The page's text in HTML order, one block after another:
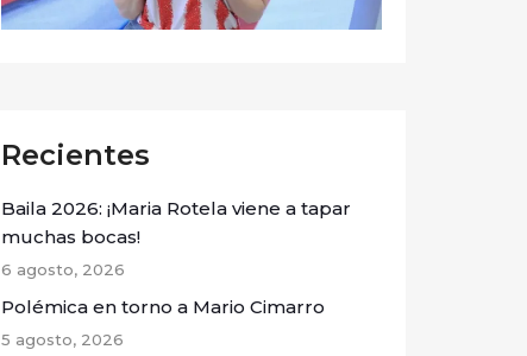
Recientes
Baila 2026: ¡Maria Rotela viene a tapar
muchas bocas!
6 agosto, 2026
Polémica en torno a Mario Cimarro
5 agosto, 2026